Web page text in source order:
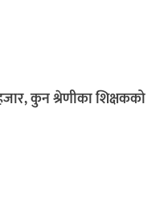
कुन श्रेणीका शिक्षकको